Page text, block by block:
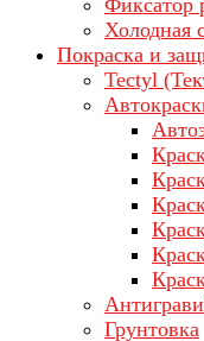
Фиксатор
Холодная
Покраска и
Tectyl
Грунтовка